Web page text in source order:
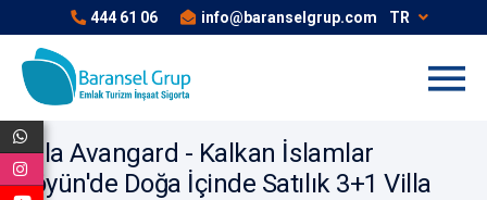
444 61 06 info@baranselgrup.com TR
Villa Avangard - Kalkan İslamlar
Köyün'de Doğa İçinde Satılık 3+1 Villa